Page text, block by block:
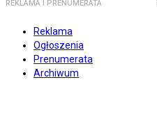
REKLAMA I PRENUMERATA
Reklama
Ogłoszenia
Prenumerata
Archiwum